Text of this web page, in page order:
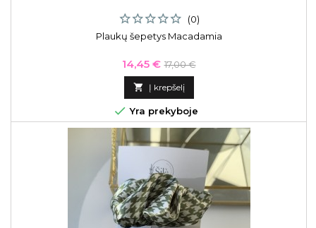
(0)
Plaukų šepetys Macadamia
Kaina
14,45 € Bazinė
kaina
17,00 €
 Į krepšelį
 Yra prekyboje